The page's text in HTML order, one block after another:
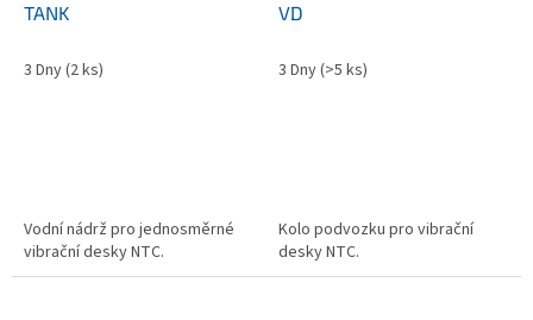
TANK
3 Dny(2 ks)
Vodní nádrž pro jednosměrné
vibrační desky NTC.
VD
3 Dny(>5 ks)
Kolo podvozku pro vibrační
desky NTC.